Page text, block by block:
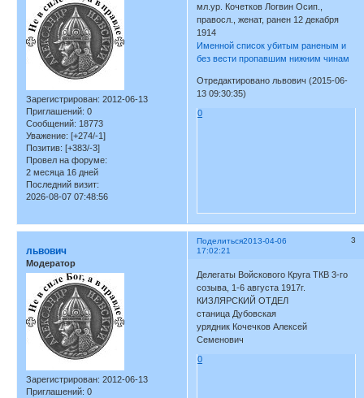
Зарегистрирован: 2012-06-13
Приглашений: 0
Сообщений: 18773
Уважение: [+274/-1]
Позитив: [+383/-3]
Провел на форуме:
2 месяца 16 дней
Последний визит:
2026-08-07 07:48:56
мл.ур. Кочетков Логвин Осип.,
правосл., женат, ранен 12 декабря
1914
Именной список убитым раненым и
без вести пропавшим нижним чинам
Отредактировано львович (2015-06-
13 09:30:35)
0
Поделиться 3
2013-04-06
17:02:21
львович
Модератор
Зарегистрирован: 2012-06-13
Приглашений: 0
Делегаты Войскового Круга ТКВ 3-го
созыва, 1-6 августа 1917г.
КИЗЛЯРСКИЙ ОТДЕЛ
станица Дубовская
урядник Кочечков Алексей
Семенович
0